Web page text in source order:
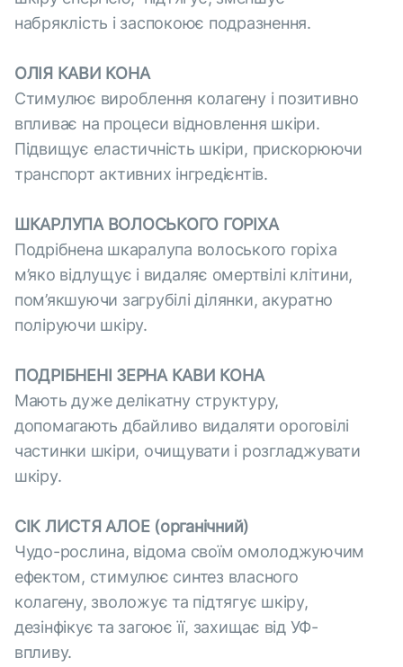
набряклість і заспокоює подразнення.
ОЛІЯ КАВИ КОНА
Стимулює вироблення колагену і позитивно
впливає на процеси відновлення шкіри.
Підвищує еластичність шкіри, прискорюючи
транспорт активних інгредієнтів.
ШКАРЛУПА ВОЛОСЬКОГО ГОРІХА
Подрібнена шкаралупа волоського горіха
м’яко відлущує і видаляє омертвілі клітини,
пом’якшуючи загрубілі ділянки, акуратно
поліруючи шкіру.
ПОДРІБНЕНІ ЗЕРНА КАВИ КОНА
Мають дуже делікатну структуру,
допомагають дбайливо видаляти ороговілі
частинки шкіри, очищувати і розгладжувати
шкіру.
СІК ЛИСТЯ АЛОЕ (органічний)
Чудо-рослина, відома своїм омолоджуючим
ефектом, стимулює синтез власного
колагену, зволожує та підтягує шкіру,
дезінфікує та загоює її, захищає від УФ-
впливу.